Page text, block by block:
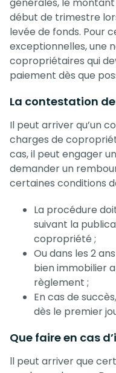
générales, le
début de trimestre
levée de fonds. Pour
exceptionnelles, une
copropriétaires qui
paiement dès que
La contestation
Il peut arriver qu’un
charges de
cas, il peut engager
demander un
certaines conditions
La procédure
suivant la
copropriété ;
Ou dans les 2
bien immobilier
règlement ;
En cas de
dès le premier
Que faire en cas
ll peut arriver que